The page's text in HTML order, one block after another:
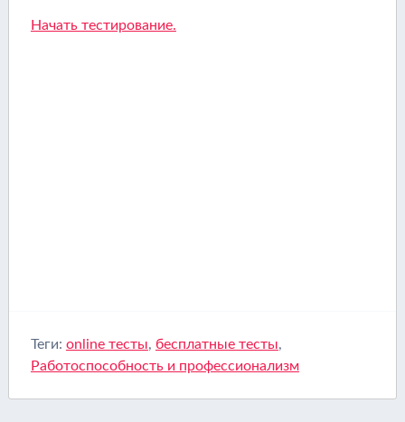
Начать тестирование.
Теги: online тесты, бесплатные тесты,
Работоспособность и профессионализм